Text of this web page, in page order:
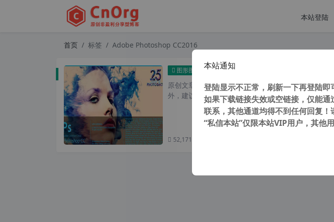
本站登陆
首页 标签 Adobe Photoshop CC2016
图形图像 Adobe Photoshop CC (PS) 2016 16.1.2 32/64位精简中文
原创文章，转载请注明： 转载自cnorg.12hp.de 注意
外，建议避开晚上的访问高峰期...
52,171 次浏览
本站通知
登陆显示不正常，刷新一下再登陆即
如果下载链接失效或空链接，仅能
联系，其他通道均得不到任何回复
“私信本站”仅限本站VIP用户，其他